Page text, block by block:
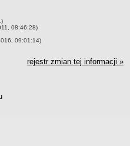
08:46:28)
09:01:14)
rejestr zmian tej informacji »